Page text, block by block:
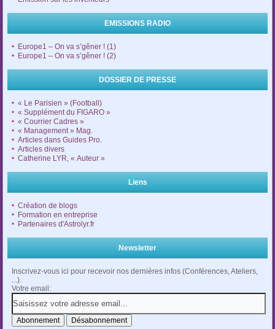
EMISSIONS RADIO
Europe1 – On va s’gêner ! (1)
Europe1 – On va s’gêner ! (2)
DOSSIER DE PRESSE
« Le Parisien » (Football)
« Supplément du FIGARO »
« Courrier Cadres »
« Management » Mag.
Articles dans Guides Pro.
Articles divers
Catherine LYR, « Auteur »
Liens
Création de blogs
Formation en entreprise
Partenaires d'Astrolyr.fr
Newsletter
Inscrivez-vous ici pour recevoir nos dernières infos (Conférences, Ateliers,
...).
Votre email: